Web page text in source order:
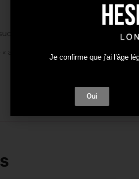
ananas sucré (19%), arômes,
« acide citrique », élément présent
Je confirme que j’ai l’âge
Oui